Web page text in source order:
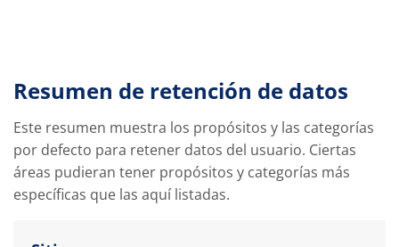
Resumen de retención de datos
Este resumen muestra los propósitos y las categorías
por defecto para retener datos del usuario. Ciertas
áreas pudieran tener propósitos y categorías más
específicas que las aquí listadas.